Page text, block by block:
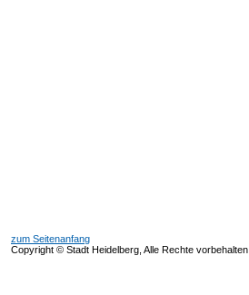
zum Seitenanfang
Copyright © Stadt Heidelberg, Alle Rechte vorbehalten